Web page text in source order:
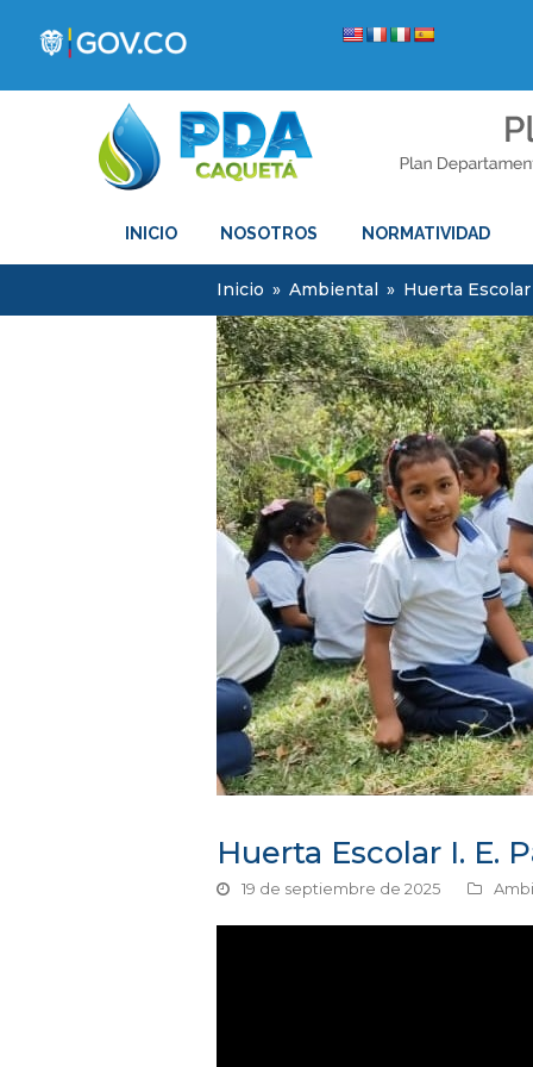
INICIO NOSOTROS NORMATIVIDAD
Inicio » Ambiental » Huerta
Huerta Escolar I. E.
19 de septiembre de 2025